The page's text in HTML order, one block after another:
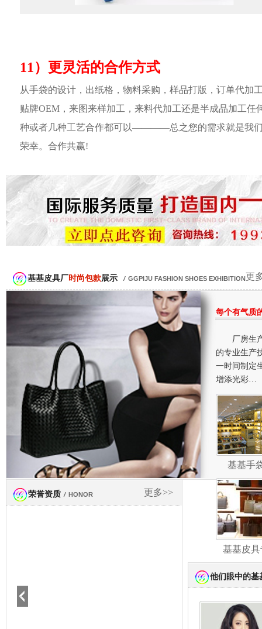
11）更灵活的合作方式
从手袋的设计，出纸格，物料采购，样品打版，订单代加
贴牌OEM，来图来样加工，来料代加工还是半成品加工任
种或者几种工艺合作都可以————总之您的需求就是我
荣幸。合作共赢!
更
基基皮具厂时尚包款展示 / GGPIJU FASHION SHOES EXHIBITION
每个有气质
厂房生
的专业生产
一时间制定
增添光彩…
基基手
基基皮
更多>>
荣誉资质 / HONOR
他们眼中的基